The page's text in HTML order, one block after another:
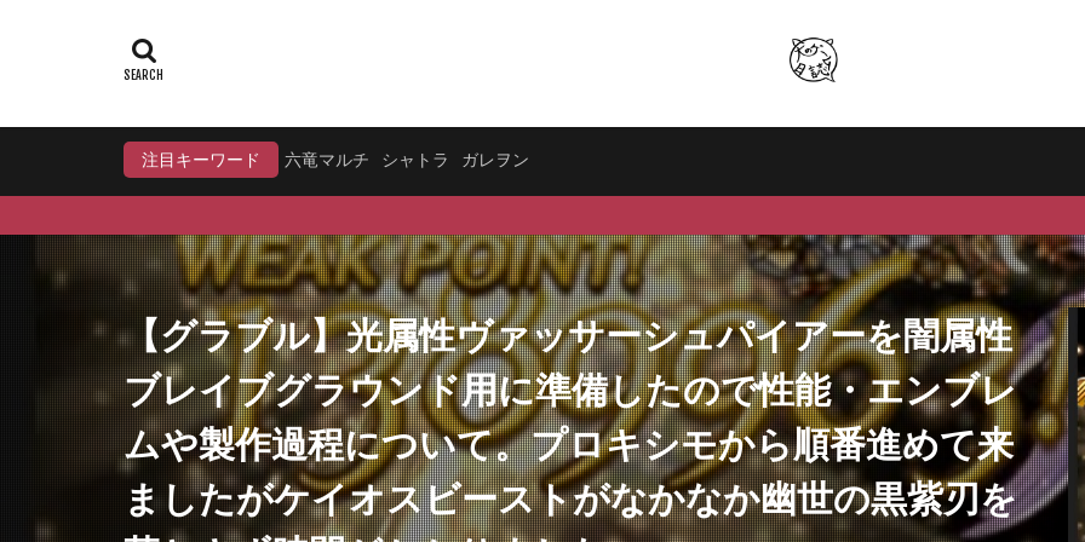
注目キーワード 六竜マルチ シャトラ ガレヲン
【グラブル】光属性ヴァッサーシュパイアーを闇属性
ブレイブグラウンド用に準備したので性能・エンブレ
ムや製作過程について。プロキシモから順番進めて来
ましたがケイオスビーストがなかなか幽世の黒紫刃を